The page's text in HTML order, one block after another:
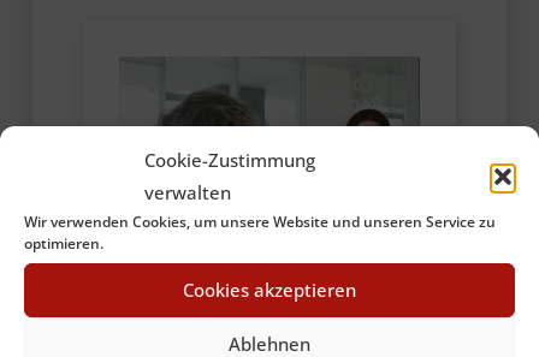
Cookie-Zustimmung
verwalten
Wir verwenden Cookies, um unsere Website und unseren Service zu
optimieren.
Cookies akzeptieren
Ablehnen